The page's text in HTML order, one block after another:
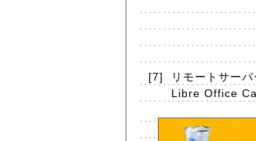
[7]
リモートサー
Libre Office